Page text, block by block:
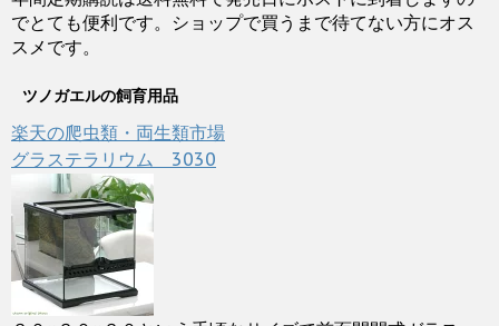
でとても便利です。ショップで買うまで待てない方にオス
スメです。
ツノガエルの飼育用品
楽天の爬虫類・両生類市場
グラステラリウム 3030